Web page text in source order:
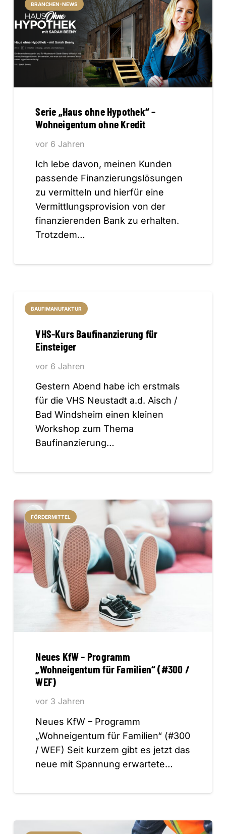
BRANCHEN-NEWS
Serie „Haus ohne Hypothek“ –
Wohneigentum ohne Kredit
vor 6 Jahren
Ich lebe davon, meinen Kunden
passende Finanzierungslösungen
zu vermitteln und hierfür eine
Vermittlungsprovision von der
finanzierenden Bank zu erhalten.
Trotzdem…
BAUFIMANUFAKTUR
VHS-Kurs Baufinanzierung für
Einsteiger
vor 6 Jahren
Gestern Abend habe ich erstmals
für die VHS Neustadt a.d. Aisch /
Bad Windsheim einen kleinen
Workshop zum Thema
Baufinanzierung…
FÖRDERMITTEL
Neues KfW – Programm
„Wohneigentum für Familien“ (#300 /
WEF)
vor 3 Jahren
Neues KfW – Programm
„Wohneigentum für Familien“ (#300
/ WEF) Seit kurzem gibt es jetzt das
neue mit Spannung erwartete…